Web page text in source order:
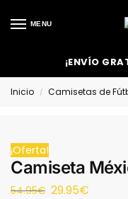
MENU
¡ENVÍO
Inicio / Camisetas de
¡Oferta!
Camiseta
54.95€ 29.95€